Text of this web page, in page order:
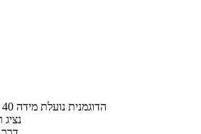
הדוגמנית נועלת מידה 40 גובה הדוגמנית 1.76